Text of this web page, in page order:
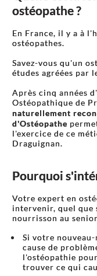
ostéopathe ?
En France, il y a à
ostéopathes.
Savez-vous qu'un
études agréées par
Après cinq années
Ostéopathique de
naturellement
d'Ostéopathe
l'exercice de ce
Draguignan.
Pourquoi
Votre expert en
intervenir, quel que
nourrisson au
Si votre
cause de
l'ostéopathie
trouver ce qui